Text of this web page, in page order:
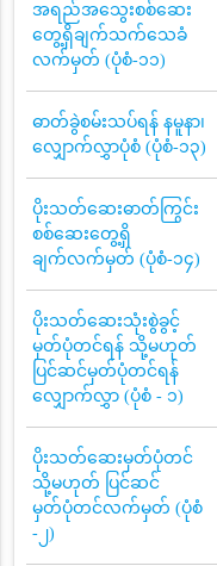
အရည်အသွေးစစ်ဆေး
တွေ့ရှိချက်သက်သေခံ
လက်မှတ် (ပုံစံ-၁၁)
ဓာတ်ခွဲစမ်းသပ်ရန် နမူနာ၊
လျှောက်လွှာပုံစံ (ပုံစံ-၁၃)
ပိုးသတ်ဆေးဓာတ်ကြွင်း
စစ်ဆေးတွေ့ရှိ
ချက်လက်မှတ် (ပုံစံ-၁၄)
ပိုးသတ်ဆေးသုံးစွဲခွင့်
မှတ်ပုံတင်ရန် သို့မဟုတ်
ပြင်ဆင်မှတ်ပုံတင်ရန်
လျှောက်လွှာ (ပုံစံ - ၁)
ပိုးသတ်ဆေးမှတ်ပုံတင်
သို့မဟုတ် ပြင်ဆင်
မှတ်ပုံတင်လက်မှတ် (ပုံစံ
-၂)